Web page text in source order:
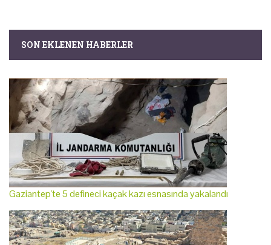
SON EKLENEN HABERLER
Gaziantep'te 5 defineci kaçak kazı esnasında yakalandı